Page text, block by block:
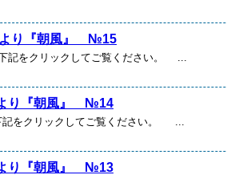
り『朝風』 №15
記をクリックしてご覧ください。 ...
り『朝風』 №14
をクリックしてご覧ください。 ...
り『朝風』 №13